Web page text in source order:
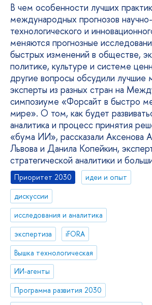
В чем особенности лучших
международных прогнозов научно-
технологического и
меняются прогнозные
быстрых изменений в обществе,
политике, культуре и системе
другие вопросы обсудили лучшие
эксперты из разных стран на
симпозиуме «Форсайт в быстро
мире». О том, как будет
аналитика и процесс принятия
«бума ИИ», рассказали Аксенова
Львова и Данила Копейкин,
стратегической аналитики и
Приоритет 2030
идеи и опыт
дискуссии
исследования и аналитика
экспертиза
iFORA
Вышка технологическая
ИИ-агенты
Программа развития 2030